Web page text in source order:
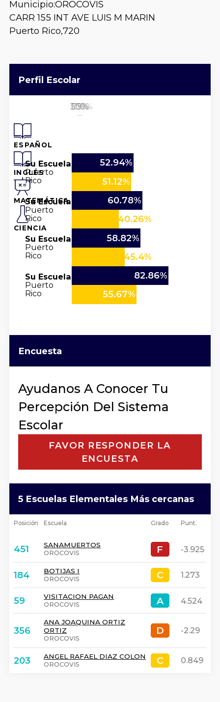
Municipio:OROCOVIS
CARR 155 INT AVE LUIS M MARIN
Puerto Rico,720
Perfil Escolar
ESPAÑOL
INGLÉS
MATEMÁTICA
CIENCIA
Su Escuela
Puerto
Rico
52.94%
51.12%
Su Escuela
Puerto
Rico
60.78%
40.26%
Su Escuela
Puerto
Rico
58.82%
45.4%
Su Escuela
Puerto
Rico
82.86%
55.67%
0%
25%
50%
75%
100%
Encuesta
Ayudanos A Conocer Tu
Percepción Del Sistema
Escolar
FAVOR RESPONDER LA
ENCUESTA
5 Escuelas Elementales Más cercanas
Posición Escuela Grado Punt.
451 SANAMUERTOS
OROCOVIS F
F -3.925
184 BOTIJAS I
OROCOVIS C
C 1.273
59 VISITACION PAGAN
OROCOVIS A
A 4.524
356
ANA JOAQUINA ORTIZ
ORTIZ
OROCOVIS
D
D -2.29
203 ANGEL RAFAEL DIAZ COLON
OROCOVIS C
C 0.849